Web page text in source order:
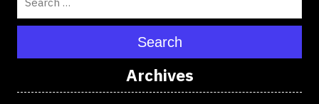
Search
Archives